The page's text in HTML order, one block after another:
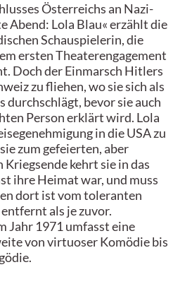
Österreichs an Nazi-
Abend: Lola Blau« erzählt die
Schauspielerin, die
ersten Theaterengagement
Doch der Einmarsch Hitlers
zu fliehen, wo sie sich als
durchschlägt, bevor sie auch
Person erklärt wird. Lola
in die USA zu
zum gefeierten, aber
Kriegsende kehrt sie in das
ihre Heimat war, und muss
dort ist vom toleranten
als je zuvor.
Jahr 1971 umfasst eine
von virtuoser Komödie bis